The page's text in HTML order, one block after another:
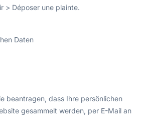
> Déposer une plainte.
Daten
beantragen, dass Ihre persönlichen
gesammelt werden, per E-Mail an